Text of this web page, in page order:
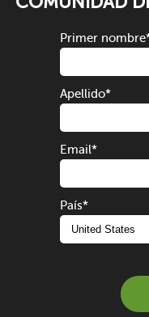
Primer nombre
Apellido*
Email*
País*